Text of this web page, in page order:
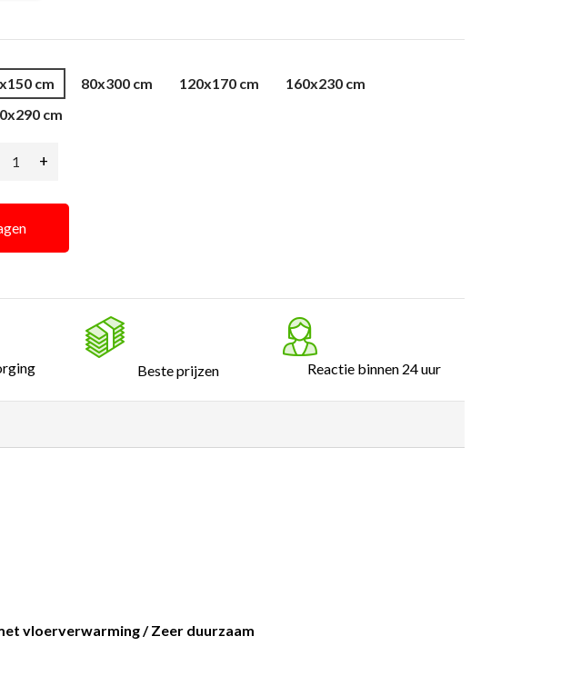
cm 80x300 cm 120x170 cm
160x230 cm
cm
+
Beste prijzen Reactie binnen 24 uur
vloerverwarming / Zeer duurzaam